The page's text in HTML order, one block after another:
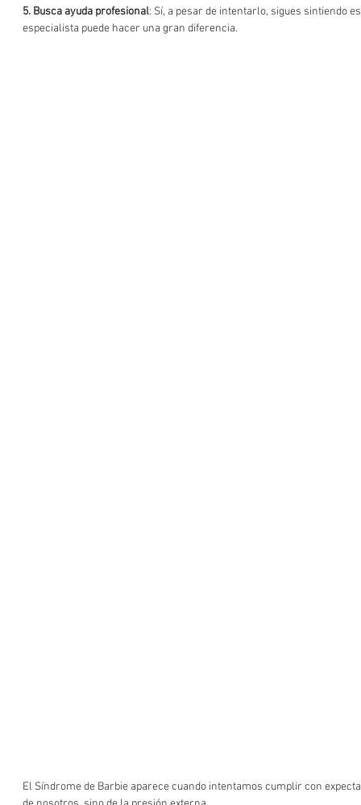
5. Busca ayuda profesional: Sí, a pesar de intentarlo, sigues sintiendo
especialista puede hacer una gran diferencia.
El Síndrome de Barbie aparece cuando intentamos cumplir con